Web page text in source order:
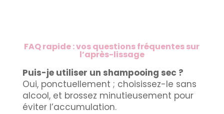
FAQ rapide : vos questions fréquentes sur
l’après-lissage
Puis-je utiliser un shampooing sec ?
Oui, ponctuellement ; choisissez-le sans
alcool, et brossez minutieusement pour
éviter l’accumulation.